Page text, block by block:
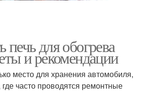
печь для обогрева
и рекомендации
место для хранения автомобиля,
часто проводятся ремонтные